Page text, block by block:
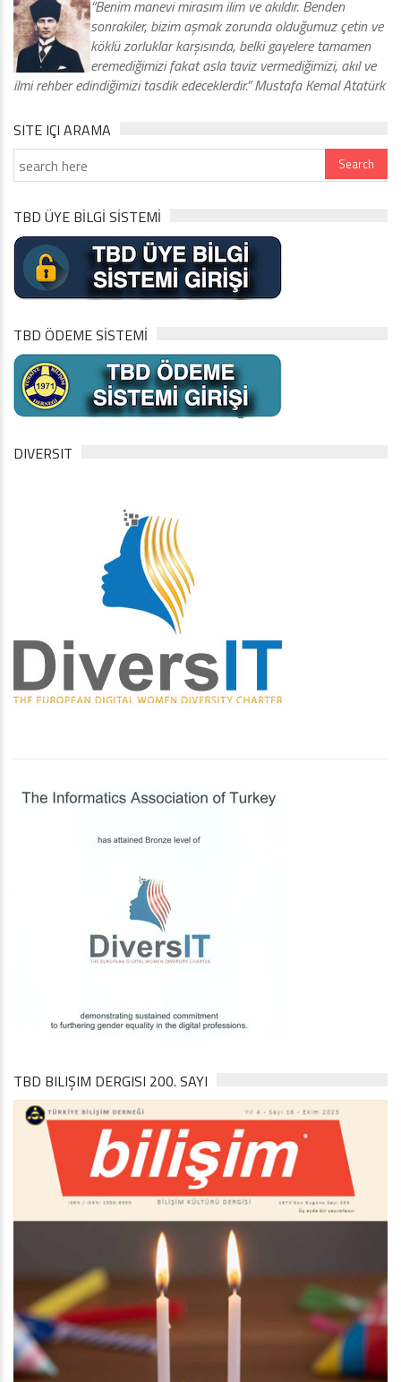
“Benim manevi mirasım ilim ve akıldır. Benden
sonrakiler, bizim aşmak zorunda olduğumuz çetin ve
köklü zorluklar karşısında, belki gayelere tamamen
eremediğimizi fakat asla taviz vermediğimizi, akıl ve
ilmi rehber edindiğimizi tasdik edeceklerdir.” Mustafa Kemal Atatürk
SITE IÇI ARAMA
TBD ÜYE BİLGİ SİSTEMİ
TBD ÖDEME SİSTEMİ
DIVERSIT
TBD BILIŞIM DERGISI 200. SAYI